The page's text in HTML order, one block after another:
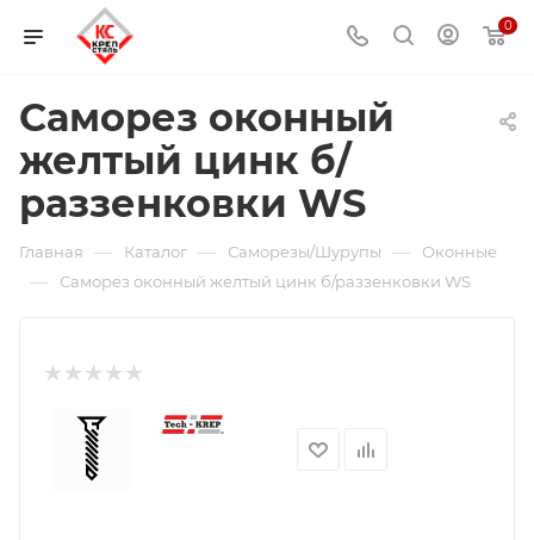
0
Саморез оконный
желтый цинк б/
раззенковки WS
Главная — Каталог — Саморезы/Шурупы — Оконные
— Саморез оконный желтый цинк б/раззенковки WS